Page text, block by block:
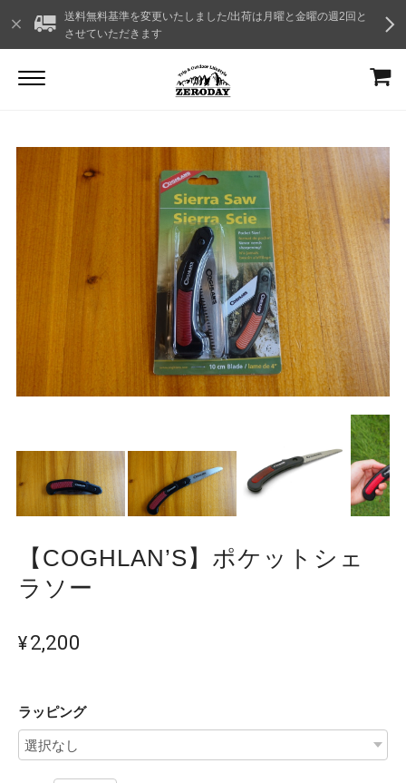
送料無料基準を変更いたしました/出荷は月曜と金曜の週2回と
させていただきます
【COGHLAN’S】ポケットシェ
ラソー
¥2,200
ラッピング